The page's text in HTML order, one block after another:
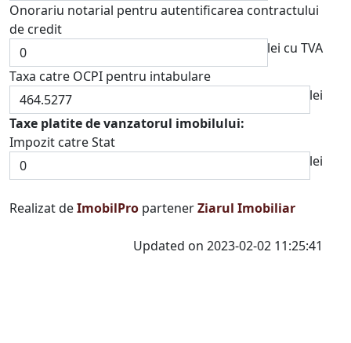
Onorariu notarial pentru autentificarea contractului
de credit
lei cu TVA
Taxa catre OCPI pentru intabulare
lei
Taxe platite de vanzatorul imobilului:
Impozit catre Stat
lei
Realizat deImobilPro partenerZiarul Imobiliar
Updated on 2023-02-02 11:25:41